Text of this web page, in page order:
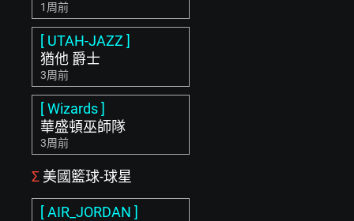
1周前
[ UTAH-JAZZ ]
猶他 爵士
3周前
[ Wizards ]
華盛頓巫師隊
3周前
Σ 美國籃球-球星
[ AIR_JORDAN ]